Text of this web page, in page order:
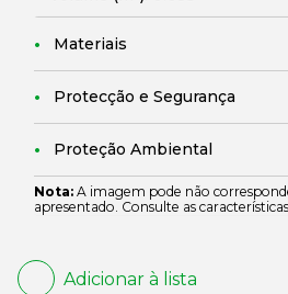
Materiais
Protecção e Segurança
Proteção Ambiental
Nota: A imagem pode não
apresentado. Consulte as
Adicionar à lista